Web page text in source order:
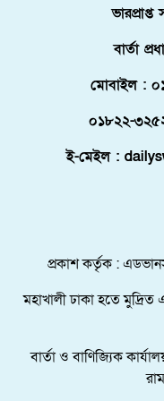
বিতরণ
আনতে
উদযাপন,
শরণার্থী ও
বার্তা
মোবাইল :
০১৮২২-
ই-মেইল :
প্রকাশ কর্তৃক :
মহাখালী ঢাকা হতে
বার্তা ও বাণিজ্যিক